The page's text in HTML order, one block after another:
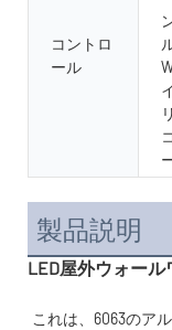
コントロ
ール
製品説明
LED屋外ウォール
これは、6063のア